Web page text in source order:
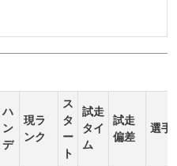
ハ
ン
デ
現ラ
ンク
ス
タ
ー
ト
試走
タイ
ム
試走
偏差
選手